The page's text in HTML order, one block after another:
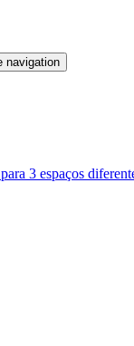
navigation
3 espaços